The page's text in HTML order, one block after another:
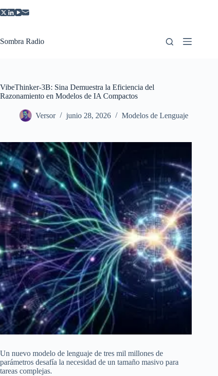
al
Sombra Radio
VibeThinker-3B: Sina Demuestra la Eficiencia del
Razonamiento en Modelos de IA Compactos
Versor junio 28, 2026 Modelos de Lenguaje
Un nuevo modelo de lenguaje de tres mil millones de
parámetros desafía la necesidad de un tamaño masivo para
tareas complejas.